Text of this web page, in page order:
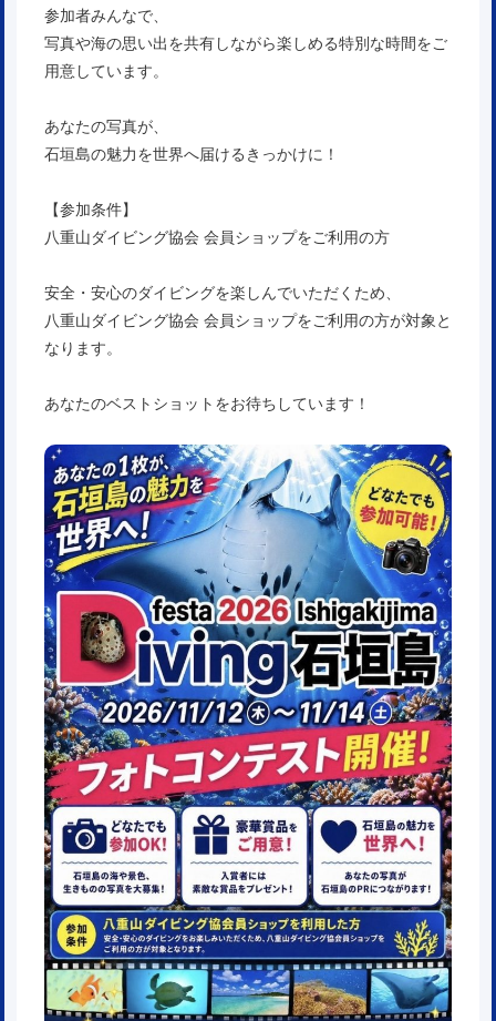
参加者みんなで、
写真や海の思い出を共有しながら楽しめる特別な時間をご
用意しています。
あなたの写真が、
石垣島の魅力を世界へ届けるきっかけに！
【参加条件】
八重山ダイビング協会 会員ショップをご利用の方
安全・安心のダイビングを楽しんでいただくため、
八重山ダイビング協会 会員ショップをご利用の方が対象と
なります。
あなたのベストショットをお待ちしています！